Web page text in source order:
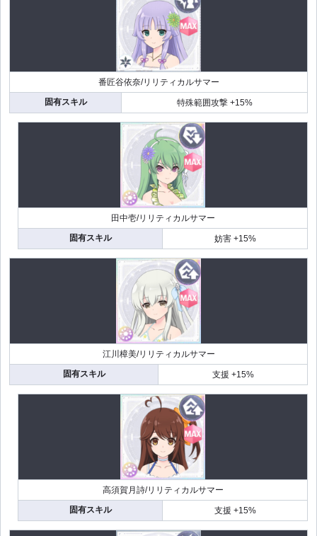
番匠谷依奈/リリティカルサマー
固有スキル
特殊範囲攻撃 +15%
田中壱/リリティカルサマー
固有スキル
妨害 +15%
江川樟美/リリティカルサマー
固有スキル
支援 +15%
高須賀月詩/リリティカルサマー
固有スキル
支援 +15%